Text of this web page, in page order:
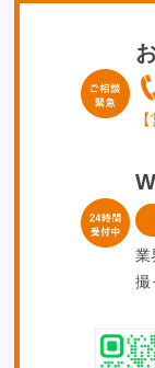
業
撮